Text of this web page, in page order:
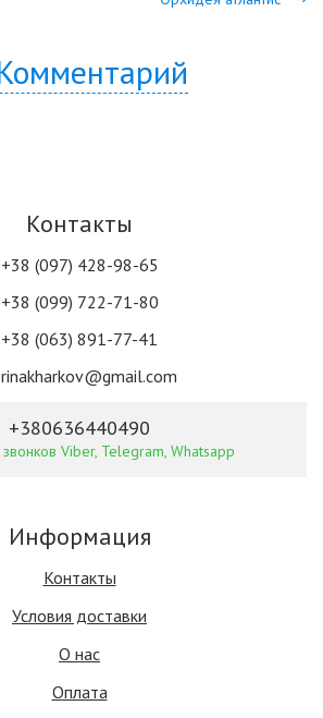
Контакты
+38 (097) 428-98-65
+38 (099) 722-71-80
+38 (063) 891-77-41
+380636440490
Viber, Telegram, Whatsapp
Информация
Контакты
Условия доставки
О нас
Оплата